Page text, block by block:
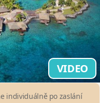
VIDEO
individuálně po zaslání